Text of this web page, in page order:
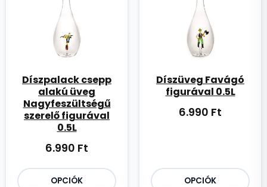
Díszpalack csepp
alakú üveg
Nagyfeszültségű
szerelő figurával
0.5L
6.990 Ft
OPCIÓK
Díszüveg Favágó
figurával 0.5L
6.990 Ft
OPCIÓK